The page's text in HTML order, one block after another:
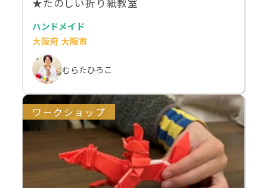
★たのしい折り紙教室
ハンドメイド
大阪府 大阪市
むらたひろこ
ワークショップ